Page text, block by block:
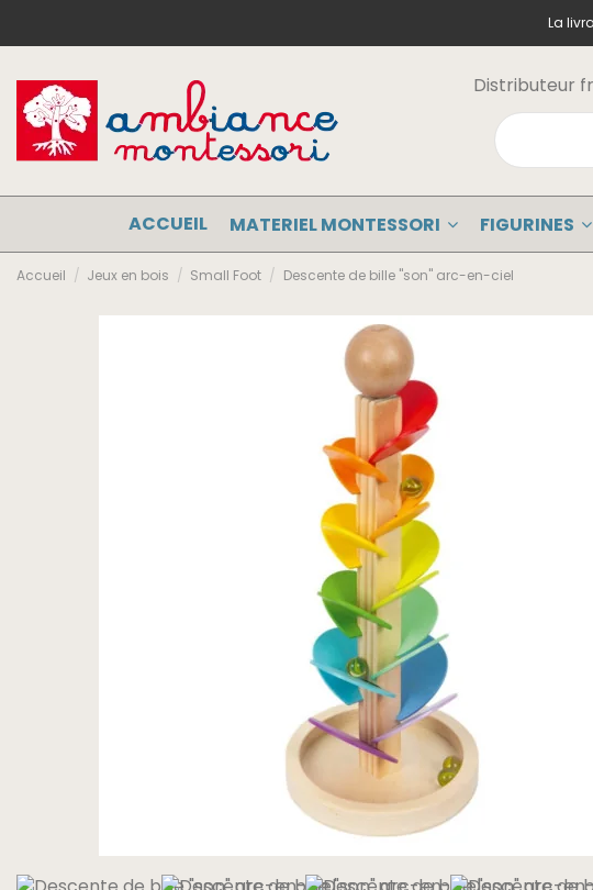
La
Distributeur
ACCUEIL MATERIEL MONTESSORI FIGURINES
Accueil Jeux en bois Small Foot Descente de bille "son" arc-en-ciel